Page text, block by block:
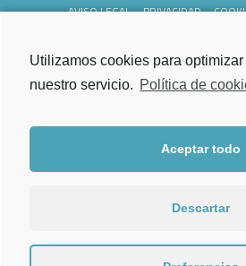
AVISO LEGAL PRIVACIDAD
Lunes a
de 09.00h a
Torrecedeira
Utilizamos cookies para
nuestro servicio. Política de
Aceptar todo
Descartar